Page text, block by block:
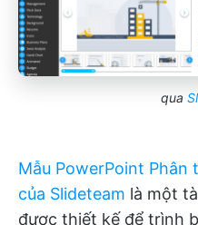
qua
Mẫu PowerPoint
của Slideteam là một
được thiết kế để trình